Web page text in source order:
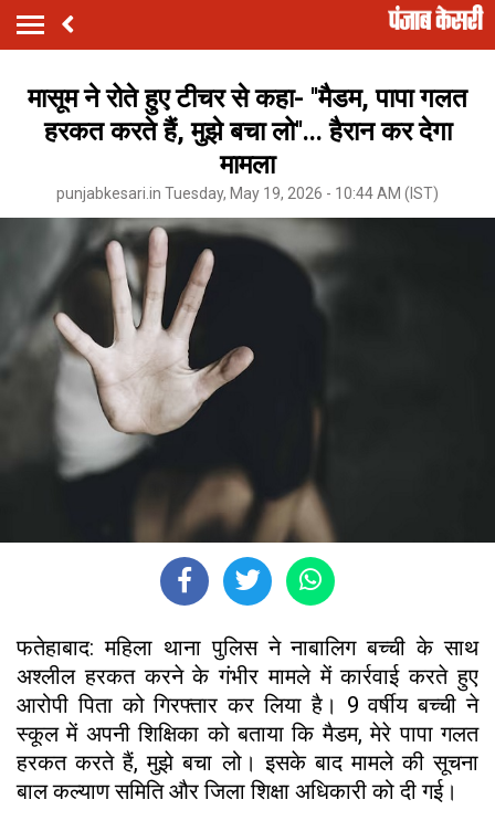
मासूम ने रोते हुए टीचर से कहा- ''मैडम, पापा गलत
हरकत करते हैं, मुझे बचा लो''... हैरान कर देगा
मामला
punjabkesari.in Tuesday, May 19, 2026 - 10:44 AM (IST)
फतेहाबाद: महिला थाना पुलिस ने नाबालिग बच्ची के साथ
अश्लील हरकत करने के गंभीर मामले में कार्रवाई करते हुए
आरोपी पिता को गिरफ्तार कर लिया है। 9 वर्षीय बच्ची ने
स्कूल में अपनी शिक्षिका को बताया कि मैडम, मेरे पापा गलत
हरकत करते हैं, मुझे बचा लो। इसके बाद मामले की सूचना
बाल कल्याण समिति और जिला शिक्षा अधिकारी को दी गई।